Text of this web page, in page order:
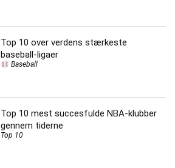
Top 10 over verdens stærkeste
baseball-ligaer
Baseball
Top 10 mest succesfulde NBA-klubber
gennem tiderne
Top 10